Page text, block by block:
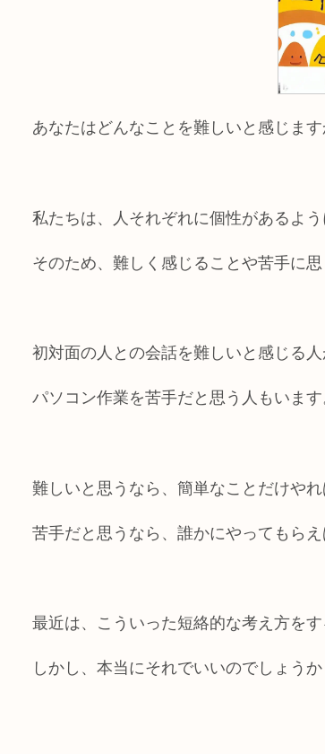
あなたはどんなことを難しいと感じます
私たちは、人それぞれに個性があるよ
そのため、難しく感じることや苦手に思
初対面の人との会話を難しいと感じる人
パソコン作業を苦手だと思う人もいます
難しいと思うなら、簡単なことだけやれ
苦手だと思うなら、誰かにやってもらえ
最近は、こういった短絡的な考え方をす
しかし、本当にそれでいいのでしょうか